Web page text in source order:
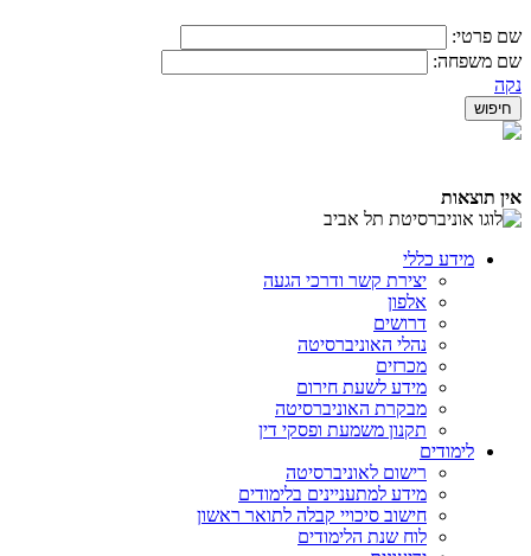
שם פרטי:
שם משפחה:
נקה
אין תוצאות
מידע כללי
יצירת קשר ודרכי הגעה
אלפון
דרושים
נהלי האוניברסיטה
מכרזים
מידע לשעת חירום
מבקרת האוניברסיטה
תקנון משמעת ופסקי דין
לימודים
רישום לאוניברסיטה
מידע למתעניינים בלימודים
חישוב סיכויי קבלה לתואר ראשון
לוח שנת הלימודים